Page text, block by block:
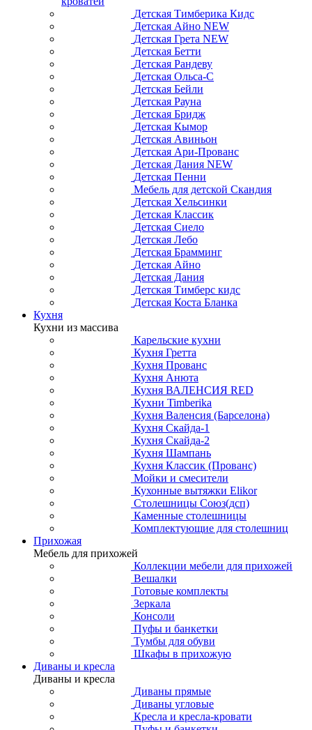
Детская Тимберика Кидс
Детская Айно NEW
Детская Грета NEW
Детская Бетти
Детская Рандеву
Детская Ольса-С
Детская Бейли
Детская Рауна
Детская Бридж
Детская Кымор
Детская Авиньон
Детская Ари-Прованс
Детская Дания NEW
Детская Пенни
Мебель для детской Скандия
Детская Хельсинки
Детская Классик
Детская Сиело
Детская Лебо
Детская Брамминг
Детская Айно
Детская Дания
Детская Тимберс кидс
Детская Коста Бланка
Кухня
Кухни из массива
Карельские кухни
Кухня Гретта
Кухня Прованс
Кухня Анюта
Кухня ВАЛЕНСИЯ RED
Кухни Timberika
Кухня Валенсия (Барселона)
Кухня Скайда-1
Кухня Скайда-2
Кухня Шампань
Кухня Классик (Прованс)
Мойки и смесители
Кухонные вытяжки Elikor
Столешницы Союз(дсп)
Каменные столешницы
Комплектующие для столешниц
Прихожая
Мебель для прихожей
Коллекции мебели для прихожей
Вешалки
Готовые комплекты
Зеркала
Консоли
Пуфы и банкетки
Тумбы для обуви
Шкафы в прихожую
Диваны и кресла
Диваны и кресла
Диваны прямые
Диваны угловые
Кресла и кресла-кровати